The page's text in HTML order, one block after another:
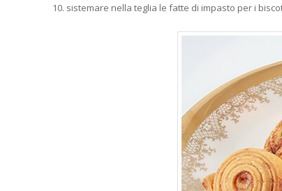
sistemare nella teglia le fatte di impasto per i